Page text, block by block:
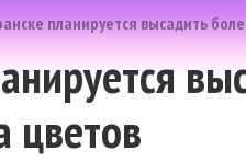
планируется высадить
цветов